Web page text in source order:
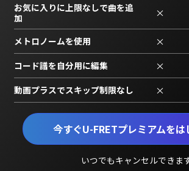
今すぐU-FRETプレミアムをは
いつでもキャンセルできま
お気に入りに上限なしで曲を追
加
×
メトロノームを使用 ×
コード譜を自分用に編集 ×
動画プラスでスキップ制限なし ×